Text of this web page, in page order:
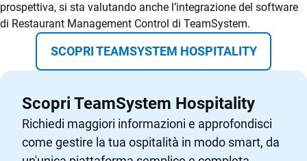
prospettiva, si sta valutando anche l’integrazione del software
di Restaurant Management Control di TeamSystem.
SCOPRI TEAMSYSTEM HOSPITALITY
Scopri TeamSystem Hospitality
Richiedi maggiori informazioni e approfondisci
come gestire la tua ospitalità in modo smart, da